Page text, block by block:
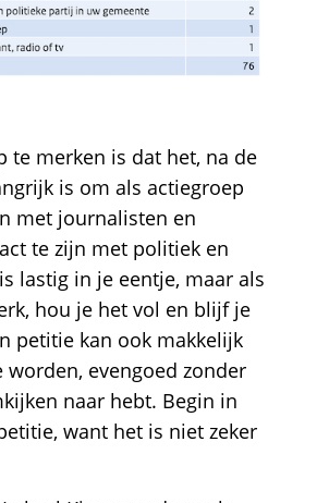
te merken is dat het, na de
is om als actiegroep
met journalisten en
te zijn met politiek en
lastig in je eentje, maar als
hou je het vol en blijf je
petitie kan ook makkelijk
worden, evengoed zonder
naar hebt. Begin in
want het is niet zeker